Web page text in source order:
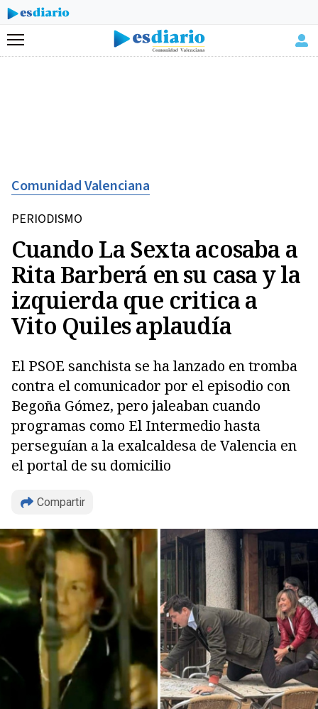
Menú
Comunidad Valenciana
PERIODISMO
Cuando La Sexta acosaba a
Rita Barberá en su casa y la
izquierda que critica a
Vito Quiles aplaudía
El PSOE sanchista se ha lanzado en tromba
contra el comunicador por el episodio con
Begoña Gómez, pero jaleaban cuando
programas como El Intermedio hasta
perseguían a la exalcaldesa de Valencia en
el portal de su domicilio
Compartir
Copiar